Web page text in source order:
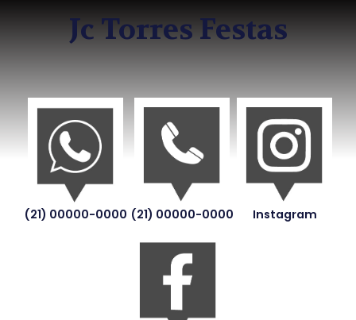
Jc Torres Festas
(21) 00000-0000 (21) 00000-0000 Instagram